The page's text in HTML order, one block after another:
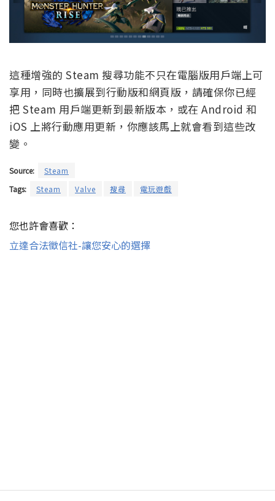
這種增強的 Steam 搜尋功能不只在電腦版用戶端上可
享用，同時也擴展到行動版和網頁版，請確保你已經
把 Steam 用戶端更新到最新版本，或在 Android 和
iOS 上將行動應用更新，你應該馬上就會看到這些改
變。
Source:
Steam
Tags:
Steam Valve 搜尋 電玩遊戲
您也許會喜歡：
立達合法徵信社-讓您安心的選擇